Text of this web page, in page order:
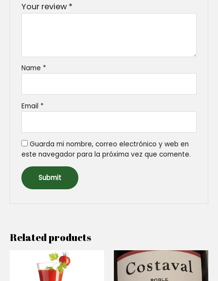
Your review *
Name *
Email *
Guarda mi nombre, correo electrónico y web en
este navegador para la próxima vez que comente.
Related products